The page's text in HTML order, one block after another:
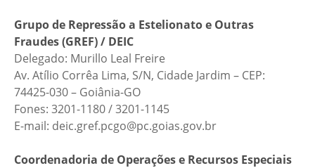
Grupo de Repressão a Estelionato e Outras
Fraudes (GREF) / DEIC
Delegado: Murillo Leal Freire
Av. Atílio Corrêa Lima, S/N, Cidade Jardim – CEP:
74425-030 – Goiânia-GO
Fones: 3201-1180 / 3201-1145
E-mail: deic.gref.pcgo@pc.goias.gov.br
Coordenadoria de Operações e Recursos Especiais